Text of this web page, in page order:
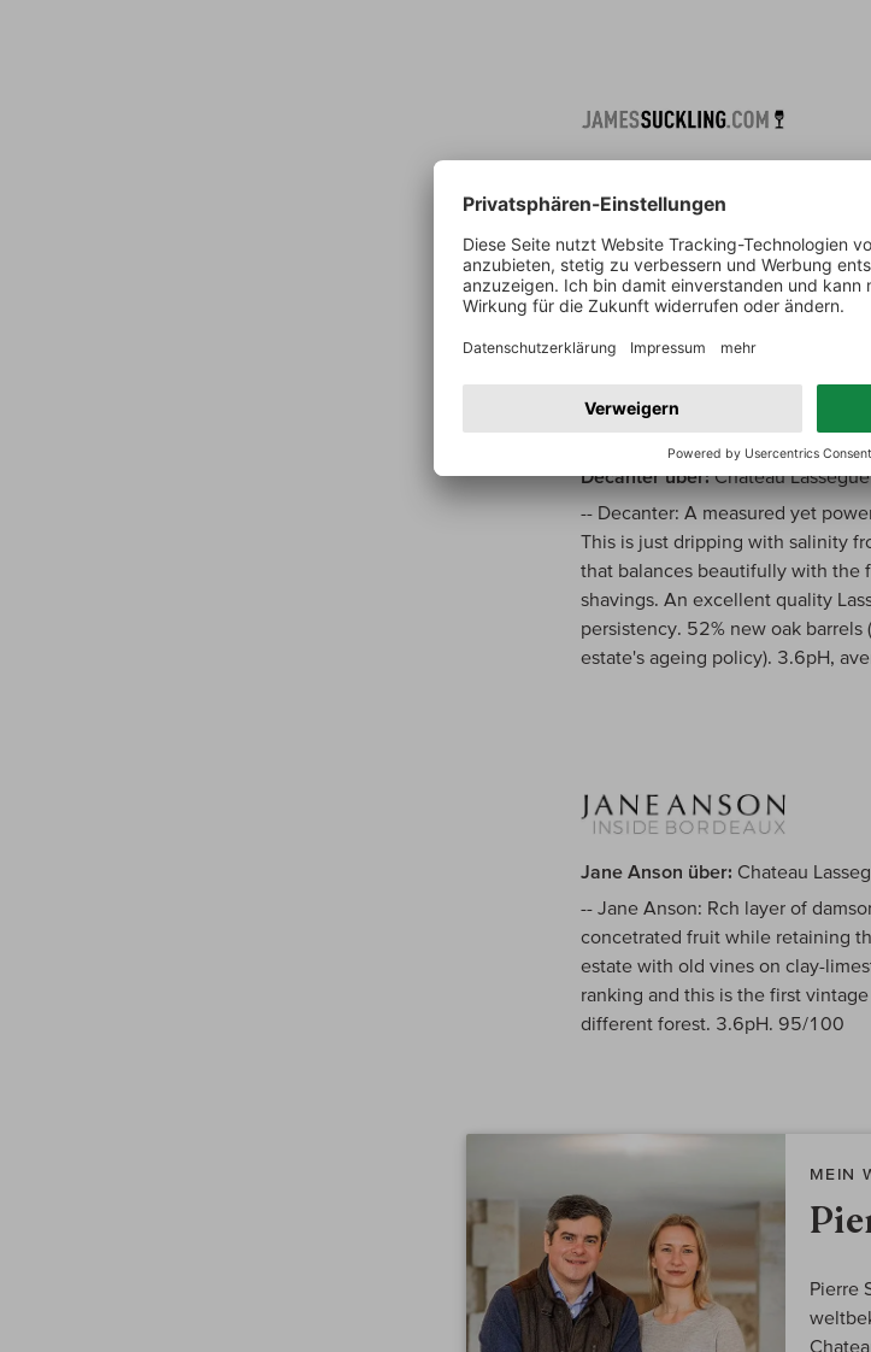
Suckling über:Chateau Lassegue
-- Suckling: The energy and
aromas and flavors. Some tar,
flavorful finish. 95-96/100
Decanter über:Chateau
-- Decanter: A measured yet
This is just dripping with salinity
that balances beautifully with the
shavings. An excellent quality
persistency. 52% new oak
estate's ageing policy). 3.6pH,
Jane Anson über: Chateau
-- Jane Anson: Rch layer of
concetrated fruit while retaining
estate with old vines on clay-
ranking and this is the first
different forest. 3.6pH. 95/100
MEIN
Pierre